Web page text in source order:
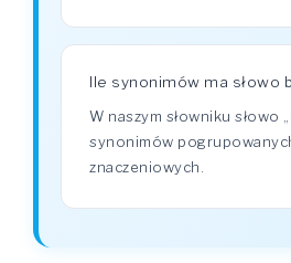
Ile synonimów ma słowo
W naszym słowniku słowo
synonimów
znaczeniowych.